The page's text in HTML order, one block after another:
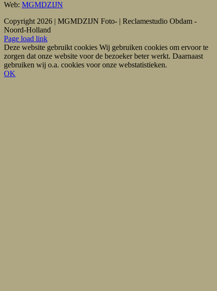
Web: MGMDZIJN
Copyright 2026 | MGMDZIJN Foto- | Reclamestudio Obdam -
Noord-Holland
Facebook
Instagram
LinkedIn
X
E-
mail
Page load link
Deze website gebruikt cookies Wij gebruiken cookies om ervoor te
zorgen dat onze website voor de bezoeker beter werkt. Daarnaast
gebruiken wij o.a. cookies voor onze webstatistieken.
OK